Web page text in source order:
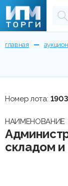
главная
Номер лота:
НАИМЕНОВАНИЕ
складом